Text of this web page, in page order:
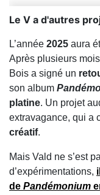
Le V a d'autres
L’année 2025 aura
Après plusieurs
Bois a signé un
son album
platine. Un projet
extravagance, qui a
créatif.
Mais Vald ne s’est
d’expérimentations,
de Pandémonium